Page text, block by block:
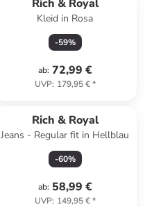
Rich & Royal
Kleid in Rosa
-59%
ab: 72,99 €
UVP: 179,95 €*
Rich & Royal
Jeans - Regular fit in Hellblau
-60%
ab: 58,99 €
UVP: 149,95 €*